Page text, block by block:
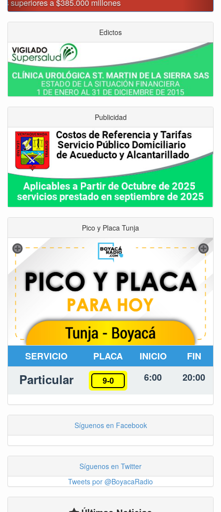
Tunja
Edictos
Publicidad
Pico y Placa Tunja
SERVICIO PLACA INICIO FIN
Particular 9-0 6:00 20:00
Síguenos en Facebook
Síguenos en Twitter
Tweets por @BoyacaRadio